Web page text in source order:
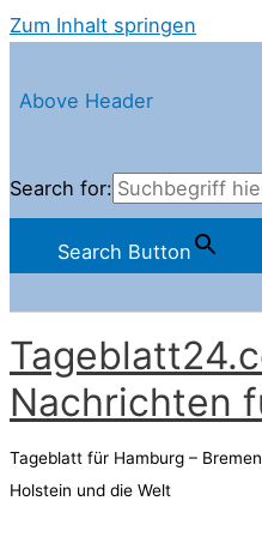
Zum Inhalt springen
Above Header
Search for:
Search Button
Nachrichten
Tageblatt für Hamburg –
Holstein und die Welt